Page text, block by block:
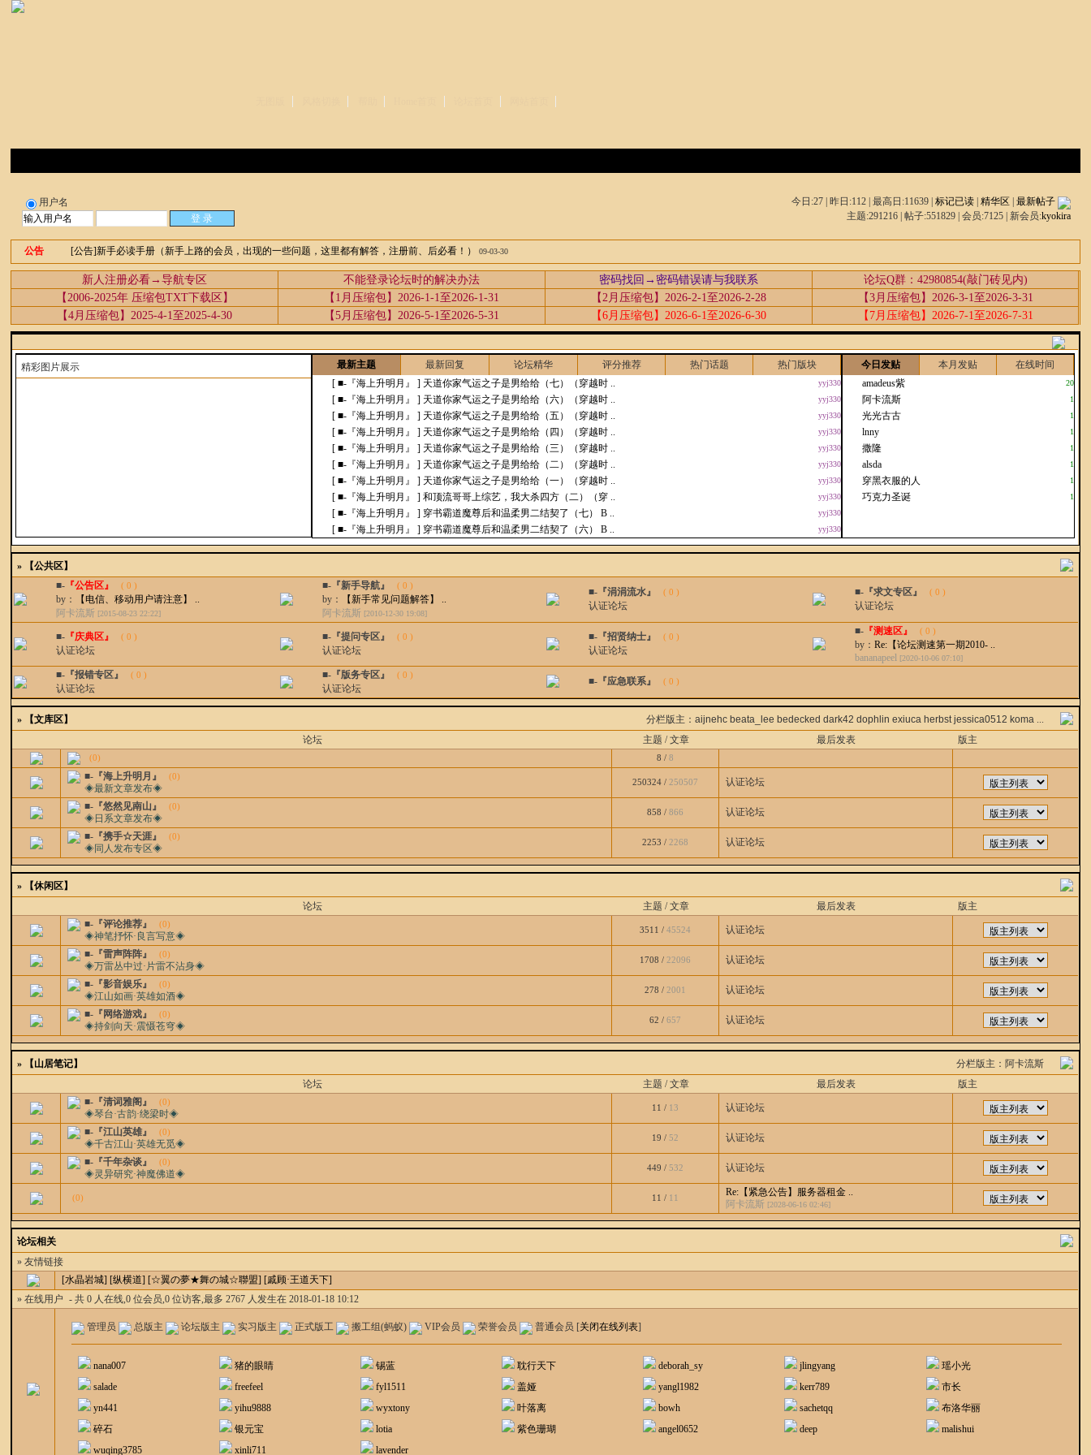
用户名 今日:27 | 昨日:112 | 最高日:11639 |标记已读 |精华区 |最新帖子
主题:291216 | 帖子:551829 | 会员:7125 | 新会员:kyokira
公告 [公告]新手必读手册（新手上路的会员，出现的一些问题，这里都有解答，注册前、后必看！） 09-03-30
新人注册必看→导航专区 不能登录论坛时的解决办法 密码找回→密码错误请与我联系
论坛Q群：42980854(敲门砖见内)
【2006-2025年 压缩包TXT下载区】
【1月压缩包】2026-1-1至2026-1-31 【2月压缩包】2026-2-1至2026-2-28
【3月压缩包】2026-3-1至2026-3-31
【4月压缩包】2025-4-1至2025-4-30
【5月压缩包】2026-5-1至2026-5-31 【6月压缩包】2026-6-1至2026-6-30 【7月压缩包】2026-7-1至2026-7-31
精彩图片展示 最新主题 最新回复 论坛精华 评分推荐 热门话题 热门版块
yyj330
[ ■-『海上升明月』 ] 天道你家气运之子是男给给（七）（穿越时 ..
yyj330
[ ■-『海上升明月』 ] 天道你家气运之子是男给给（六）（穿越时 ..
yyj330
[ ■-『海上升明月』 ] 天道你家气运之子是男给给（五）（穿越时 ..
yyj330
[ ■-『海上升明月』 ] 天道你家气运之子是男给给（四）（穿越时 ..
yyj330
[ ■-『海上升明月』 ] 天道你家气运之子是男给给（三）（穿越时 ..
yyj330
[ ■-『海上升明月』 ] 天道你家气运之子是男给给（二）（穿越时 ..
yyj330
[ ■-『海上升明月』 ] 天道你家气运之子是男给给（一）（穿越时 ..
yyj330
[ ■-『海上升明月』 ] 和顶流哥哥上综艺，我大杀四方（二）（穿 ..
yyj330
[ ■-『海上升明月』 ] 穿书霸道魔尊后和温柔男二结契了（七） B ..
yyj330
[ ■-『海上升明月』 ] 穿书霸道魔尊后和温柔男二结契了（六） B ..
今日发贴 本月发贴 在线时间
20
amadeus紫
1
阿卡流斯
1
光光古古
1
lnny
1
撒隆
1
alsda
1
穿黑衣服的人
1
巧克力圣诞
»
【公共区】
■- 『公告区』 ( 0 )
by：
【电信、移动用户请注意】 ..
阿卡流斯 [2015-08-23 22:22]
■-『新手导航』 ( 0 )
by：
【新手常见问题解答】 ..
阿卡流斯 [2010-12-30 19:08]
■-『涓涓流水』 ( 0 )
认证论坛
■-『求文专区』 ( 0 )
认证论坛
■- 『庆典区』 ( 0 )
认证论坛
■-『提问专区』 ( 0 )
认证论坛
■-『招贤纳士』 ( 0 )
认证论坛
■- 『测速区』 ( 0 )
by：Re:【论坛测速第一期2010- ..
bananapeel [2020-10-06 07:10]
■-『报错专区』 ( 0 )
认证论坛
■-『版务专区』 ( 0 )
认证论坛
■-『应急联系』 ( 0 )
分栏版主：aijnehc beata_lee bedecked dark42 dophlin exiuca herbst jessica0512 koma ...
»
【文库区】
论坛
主题 / 文章 最后发表 版主
(0) 8 /8
■-『海上升明月』 (0)
◈最新文章发布◈
250324 / 250507 认证论坛
■-『悠然见南山』 (0)
◈日系文章发布◈
858 /866 认证论坛
■-『携手☆天涯』 (0)
◈同人发布专区◈
2253 / 2268 认证论坛
»
【休闲区】
论坛
主题 / 文章 最后发表
版主
■-『评论推荐』
(0)
◈神笔抒怀·良言写意◈
3511 /45524 认证论坛
■-『雷声阵阵』 (0)
◈万雷丛中过·片雷不沾身◈
1708 / 22096 认证论坛
■-『影音娱乐』 (0)
◈江山如画·英雄如酒◈
278 / 2001 认证论坛
■-『网络游戏』 (0)
◈持剑向天·震慑苍穹◈
62 /657 认证论坛
分栏版主： 阿卡流斯
»
【山居笔记】
论坛
主题 / 文章 最后发表
版主
■-『清词雅阁』
(0)
◈琴台·古韵·绕梁时◈
11 / 13 认证论坛
■-『江山英雄』 (0)
◈千古江山·英雄无觅◈
19 /52 认证论坛
■-『千年杂谈』 (0)
◈灵异研究·神魔佛道◈
449 /532 认证论坛
(0) 11 / 11
Re:【紧急公告】服务器租金 ..
阿卡流斯 [2028-06-16 02:46]
论坛相关
» 友情链接
[水晶岩城] [纵横道] [☆翼の夢★舞の城☆聯盟] [戚顾·王道天下]
» 在线用户 - 共 0 人在线,0 位会员,0 位访客,最多 2767 人发生在 2018-01-18 10:12
管理员 总版主 论坛版主 实习版主 正式版工 搬工组(蚂蚁) VIP会员 荣誉会员 普通会员 [关闭在线列表]
nana007 猪的眼睛 锡蓝 耽行天下 deborah_sy jlingyang
瑶小光
salade
freefeel fyl1511 盖娅 yangl1982 kerr789
市长
yn441
yihu9888 wyxtony 叶落离 bowh sachetqq
布洛华丽
碎石
银元宝 lotia 紫色珊瑚 angel0652 deep
malishui
wuqing3785
xinli711 lavender